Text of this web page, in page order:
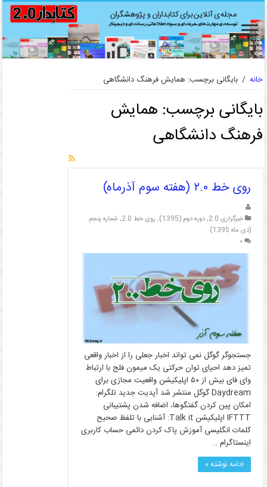
خانه / بایگانی برچسب: همایش فرهنگ دانشگاهی
بایگانی برچسب: همایش
فرهنگ دانشگاهی
روی خط ۲.۰ (هفته سوم آذرماه)
خبرگزاری 2.0 ,دوره دوم (1395) , روی خط 2.0 , شماره پنجم
(دی ماه 1395)
۰
جستجوگر گوگل نمی تواند اخبار جعلی را از اخبار واقعی
تمیز دهد احیای توان حرکتی یک میمون فلج با ارتباط
وای فای بیش از ۵۰ اپلیکیشن واقعیت مجازی برای
Daydream گوگل منتشر شد آپدیت جدید تلگرام:
امکان پین کردن گفتگوها، اضافه شدن پشتیبانی
IFTTT اپلیکیشن Talk it: آشنایی با تلفظ صحیح
کلمات انگلیسی آموزش پاک کردن دائمی حساب کاربری
اینستاگرام …
ادامه نوشته »